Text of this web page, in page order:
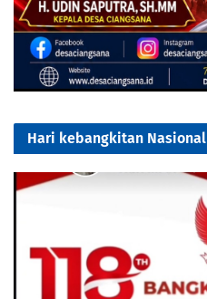
Hari kebangkitan Nasional